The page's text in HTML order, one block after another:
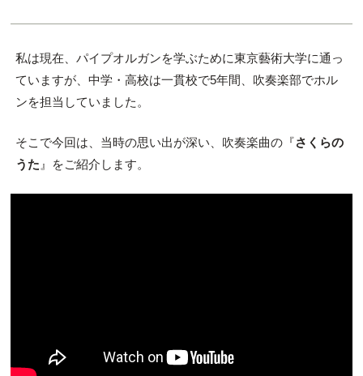
私は現在、パイプオルガンを学ぶために東京藝術大学に通っ
ていますが、中学・高校は一貫校で5年間、吹奏楽部でホル
ンを担当していました。
そこで今回は、当時の思い出が深い、吹奏楽曲の『さくらの
うた 』をご紹介します。